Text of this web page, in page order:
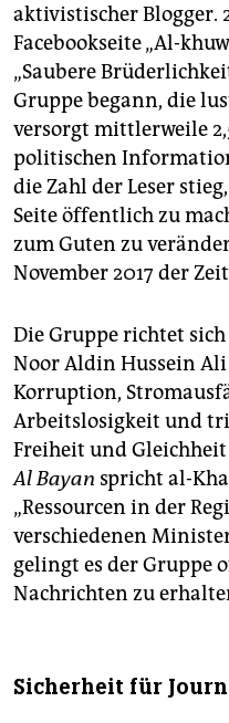
aktivistischer Blogger.
Facebookseite „Al-
„Saubere
Gruppe begann, die
versorgt mittlerweile
politischen
die Zahl der Leser
Seite öffentlich zu
zum Guten zu
November 2017 der
Die Gruppe richtet
Noor Aldin Hussein
Korruption,
Arbeitslosigkeit und
Freiheit und
Al Bayan spricht al-
„Ressourcen in der
verschiedenen
gelingt es der Gruppe
Nachrichten zu
Sicherheit für